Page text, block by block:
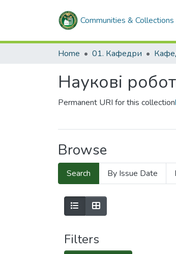
Communities & Collections
Home 01. Кафедри
Наукові
Permanent URI for this collection
Browse
Search By Issue Date
Filters